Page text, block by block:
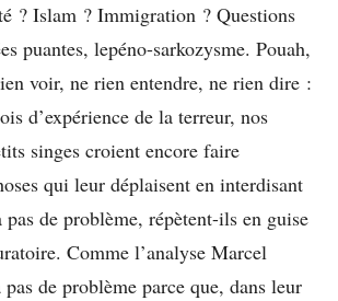
? Islam ? Immigration ? Questions
puantes, lepéno-sarkozysme. Pouah,
voir, ne rien entendre, ne rien dire :
d’expérience de la terreur, nos
singes croient encore faire
qui leur déplaisent en interdisant
de problème, répètent-ils en guise
Comme l’analyse Marcel
de problème parce que, dans leur